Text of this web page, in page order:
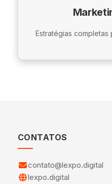
Estratégias
CONTATOS
contato@lexpo.digital
lexpo.digital